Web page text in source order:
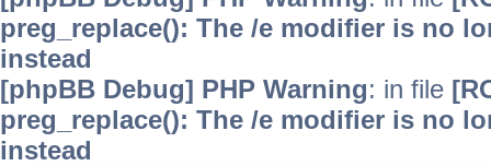
preg_replace(): The /e modifier is no
instead
[phpBB Debug] PHP Warning: in file
preg_replace(): The /e modifier is no
instead